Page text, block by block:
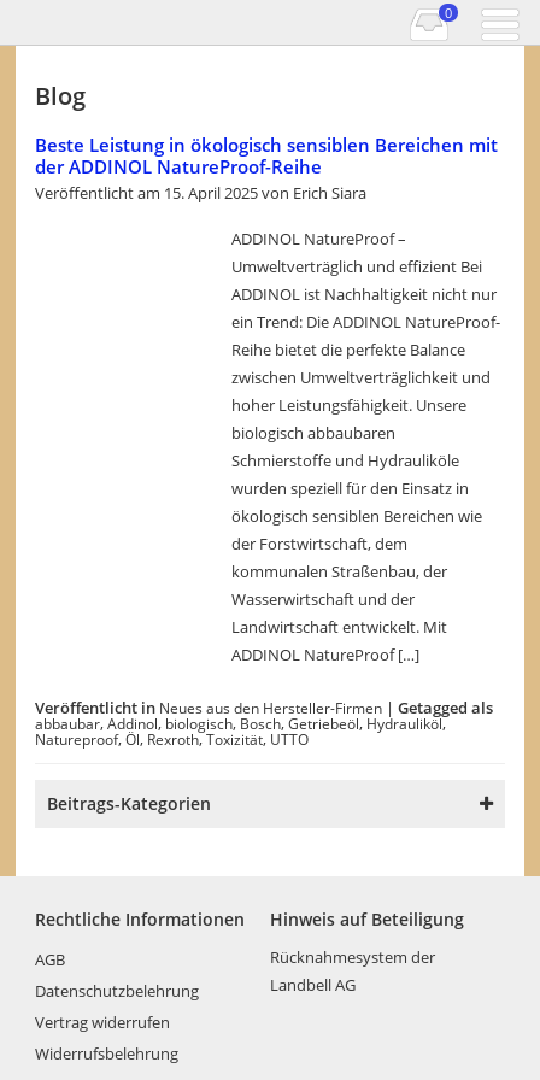
0
Blog
Beste Leistung in ökologisch sensiblen Bereichen mit
der ADDINOL NatureProof-Reihe
Veröffentlicht am 15. April 2025von Erich Siara
ADDINOL NatureProof –
Umweltverträglich und effizient Bei
ADDINOL ist Nachhaltigkeit nicht nur
ein Trend: Die ADDINOL NatureProof-
Reihe bietet die perfekte Balance
zwischen Umweltverträglichkeit und
hoher Leistungsfähigkeit. Unsere
biologisch abbaubaren
Schmierstoffe und Hydrauliköle
wurden speziell für den Einsatz in
ökologisch sensiblen Bereichen wie
der Forstwirtschaft, dem
kommunalen Straßenbau, der
Wasserwirtschaft und der
Landwirtschaft entwickelt. Mit
ADDINOL NatureProof […]
Veröffentlicht in Neues aus den Hersteller-Firmen |Getagged als
abbaubar,Addinol, biologisch, Bosch,Getriebeöl, Hydrauliköl,
Natureproof,Öl, Rexroth,Toxizität, UTTO
Beitrags-Kategorien
Rechtliche Informationen
AGB
Datenschutzbelehrung
Vertrag widerrufen
Widerrufsbelehrung
Hinweis auf Beteiligung
Rücknahmesystem der
Landbell AG